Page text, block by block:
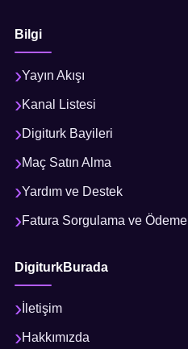
Bilgi
Yayın Akışı
Kanal Listesi
Digiturk Bayileri
Maç Satın Alma
Yardım ve Destek
Fatura Sorgulama ve Ödeme
DigiturkBurada
İletişim
Hakkımızda